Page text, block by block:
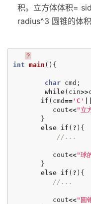
积。立方体体积=
radius^3 圆锥的体
？
int main (){
char cmd ;
while( cin>>
if ( cmd== 'C'
cout<<"立
}
else if ( ? ){
//...
cout<<"球
}
else if ( ? ){
//...
cout<<"圆